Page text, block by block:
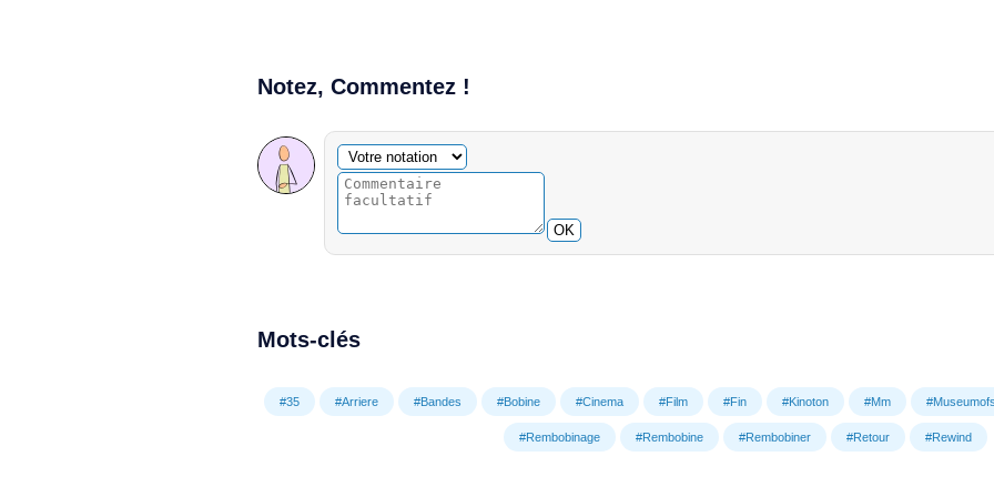
Notez, Commentez !
Commentaire facultatif
Votre notation
OK
Mots-clés
#35 #Arriere #Bandes #Bobine #Cinema #Film #Fin #Kinoton #Mm
#Rembobinage #Rembobine #Rembobiner #Retour #Rewind